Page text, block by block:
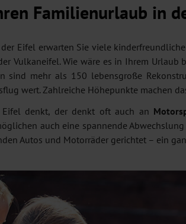
Familienurlaub in
Eifel erwarten Sie viele
Vulkaneifel. Wie wäre es in Ihrem Urlaub
sind mehr als 150 lebensgroße
wert. Zahlreiche Höhepunkte machen
denkt, der denkt oft auch an
auch eine spannende
Autos und Motorräder gerichtet – ein